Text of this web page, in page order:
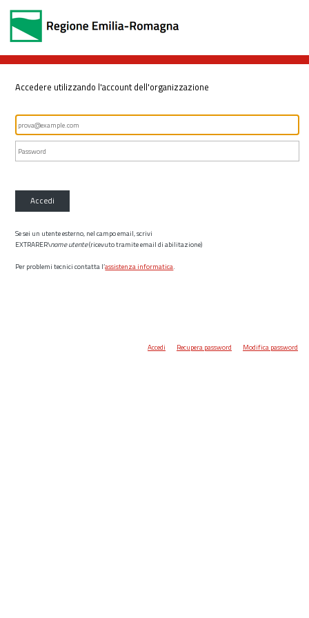
Accedere utilizzando l'account dell'organizzazione
Accedi
Se sei un utente esterno, nel campo email, scrivi
EXTRARER\nome utente(ricevuto tramite email di abilitazione)
Per problemi tecnici contatta l’assistenza informatica.
Accedi Recupera password Modifica password